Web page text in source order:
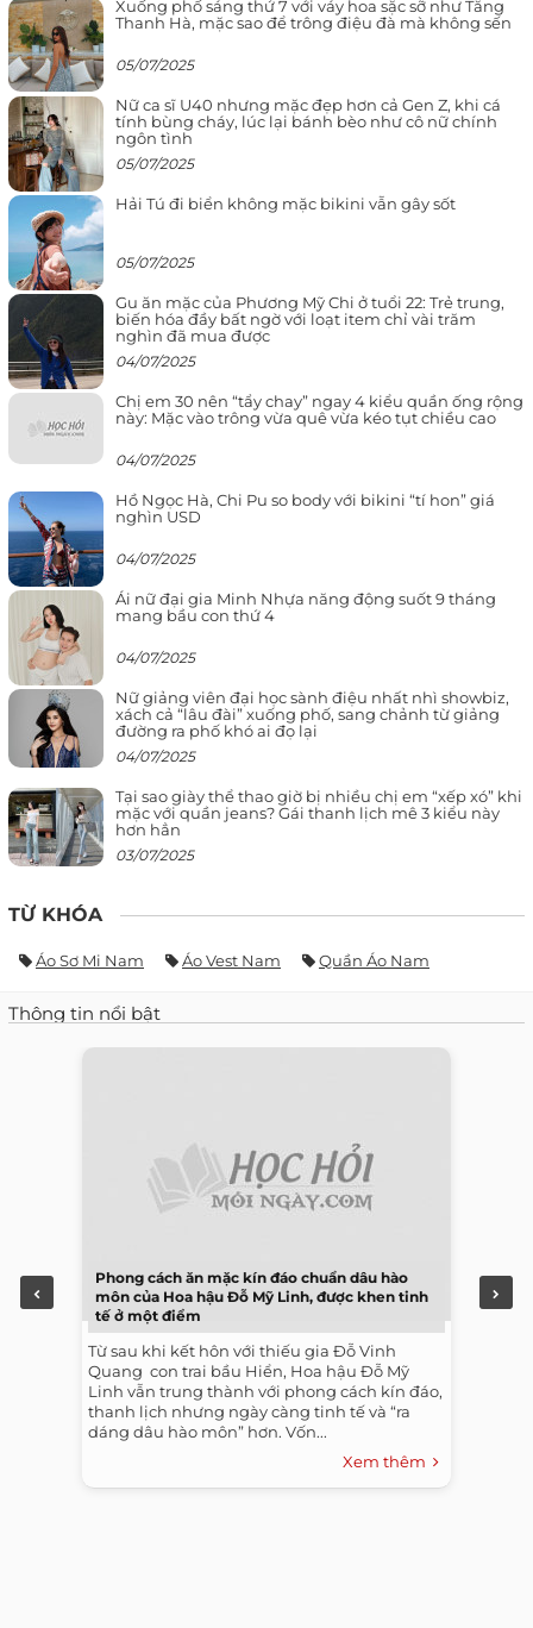
Xuống phố sáng thứ 7 với váy hoa sặc sỡ như Tăng
Thanh Hà, mặc sao để trông điệu đà mà không sến
05/07/2025
Nữ ca sĩ U40 nhưng mặc đẹp hơn cả Gen Z, khi cá
tính bùng cháy, lúc lại bánh bèo như cô nữ chính
ngôn tình
05/07/2025
Hải Tú đi biển không mặc bikini vẫn gây sốt
05/07/2025
Gu ăn mặc của Phương Mỹ Chi ở tuổi 22: Trẻ trung,
biến hóa đầy bất ngờ với loạt item chỉ vài trăm
nghìn đã mua được
04/07/2025
Chị em 30 nên “tẩy chay” ngay 4 kiểu quần ống rộng
này: Mặc vào trông vừa quê vừa kéo tụt chiều cao
04/07/2025
Hồ Ngọc Hà, Chi Pu so body với bikini “tí hon” giá
nghìn USD
04/07/2025
Ái nữ đại gia Minh Nhựa năng động suốt 9 tháng
mang bầu con thứ 4
04/07/2025
Nữ giảng viên đại học sành điệu nhất nhì showbiz,
xách cả “lâu đài” xuống phố, sang chảnh từ giảng
đường ra phố khó ai đọ lại
04/07/2025
Tại sao giày thể thao giờ bị nhiều chị em “xếp xó” khi
mặc với quần jeans? Gái thanh lịch mê 3 kiểu này
hơn hẳn
03/07/2025
TỪ KHÓA
Áo Sơ Mi Nam Áo Vest Nam Quần Áo Nam
Thông tin nổi bật
Phong cách ăn mặc kín đáo chuẩn dâu hào
môn của Hoa hậu Đỗ Mỹ Linh, được khen tinh
tế ở một điểm
Từ sau khi kết hôn với thiếu gia Đỗ Vinh
Quang con trai bầu Hiển, Hoa hậu Đỗ Mỹ
Linh vẫn trung thành với phong cách kín đáo,
thanh lịch nhưng ngày càng tinh tế và “ra
dáng dâu hào môn” hơn. Vốn...
Xem thêm